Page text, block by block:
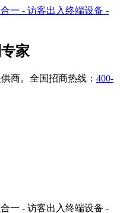
家
商。全国招商热线： 400-